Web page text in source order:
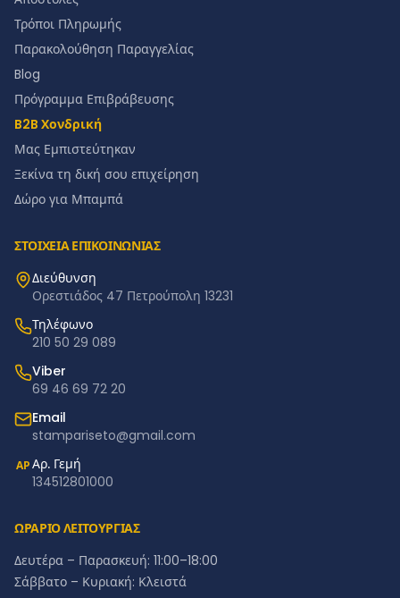
Τρόποι Πληρωμής
Παρακολούθηση Παραγγελίας
Blog
Πρόγραμμα Επιβράβευσης
B2B Χονδρική
Μας Εμπιστεύτηκαν
Ξεκίνα τη δική σου επιχείρηση
Δώρο για Μπαμπά
ΣΤΟΙΧΕΙΑ ΕΠΙΚΟΙΝΩΝΙΑΣ
Διεύθυνση
Ορεστιάδος 47 Πετρούπολη 13231
Τηλέφωνο
210 50 29 089
Viber
69 46 69 72 20
Email
stampariseto@gmail.com
ΑΡΑρ. Γεμή
134512801000
ΩΡΑΡΙΟ ΛΕΙΤΟΥΡΓΙΑΣ
Δευτέρα – Παρασκευή: 11:00–18:00
Σάββατο – Κυριακή: Κλειστά